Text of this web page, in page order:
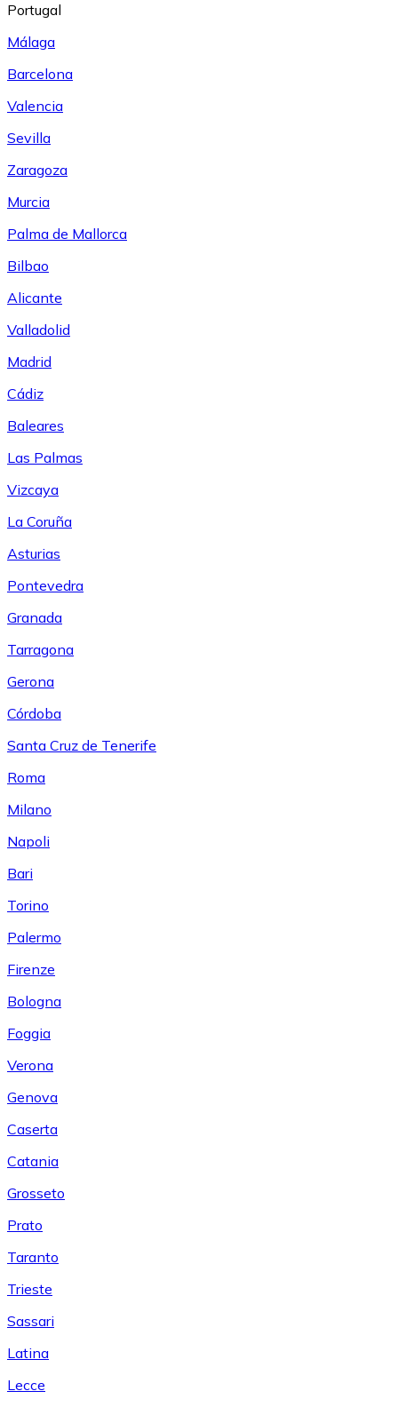
Portugal
Málaga
Barcelona
Valencia
Sevilla
Zaragoza
Murcia
Palma de Mallorca
Bilbao
Alicante
Valladolid
Madrid
Cádiz
Baleares
Las Palmas
Vizcaya
La Coruña
Asturias
Pontevedra
Granada
Tarragona
Gerona
Córdoba
Santa Cruz de Tenerife
Roma
Milano
Napoli
Bari
Torino
Palermo
Firenze
Bologna
Foggia
Verona
Genova
Caserta
Catania
Grosseto
Prato
Taranto
Trieste
Sassari
Latina
Lecce